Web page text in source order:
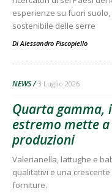
esperienze su fuori
sostenibile delle serre
Di Alessandro Piscopiello
NEWS 3 Luglio 2026
Quarta gamma,
estremo mette
produzioni
Valerianella, lattughe e
qualitativi e una
forniture.